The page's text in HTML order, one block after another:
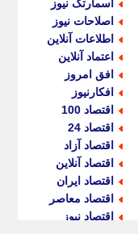
اسمارتک نیوز
اصلاحات نیوز
اطلاعات آنلاین
اعتماد آنلاین
افق امروز
افکارنیوز
اقتصاد 100
اقتصاد 24
اقتصاد آزاد
اقتصاد آنلاین
اقتصاد ایران
اقتصاد معاصر
اقتصاد نیوز